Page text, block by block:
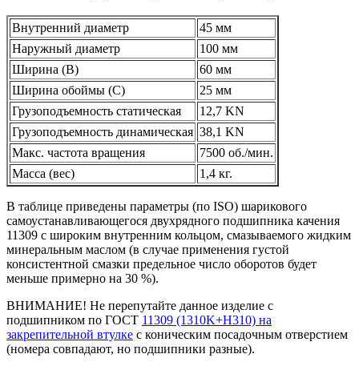
Внутренний диаметр
45 мм
Наружный диаметр
100 мм
Ширина (B)
60 мм
Ширина обоймы (С)
25 мм
Грузоподъемность статическая
12,7 KN
Грузоподъемность динамическая 38,1 KN
Макс. частота вращения
7500 об./мин.
Масса (вес)
1,4 кг.
В таблице приведены параметры (по ISO) шарикового
самоустанавливающегося двухрядного подшипника качения
11309 с широким внутренним кольцом, смазываемого жидким
минеральным маслом (в случае применения густой
консистентной смазки предельное число оборотов будет
меньше примерно на 30 %).
ВНИМАНИЕ! Не перепутайте данное изделие с
подшипником по ГОСТ 11309 (1310K+H310) на
закрепительной втулке с коническим посадочным отверстием
(номера совпадают, но подшипники разные).